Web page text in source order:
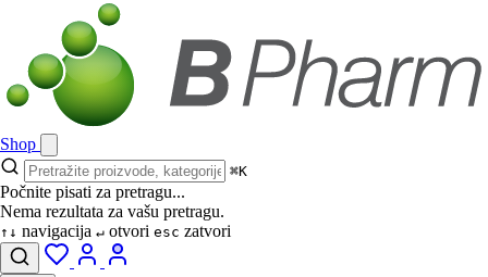
Shop
⌘K
Počnite pisati za pretragu...
Nema rezultata za vašu pretragu.
↑↓ navigacija ↵ otvori esc zatvori